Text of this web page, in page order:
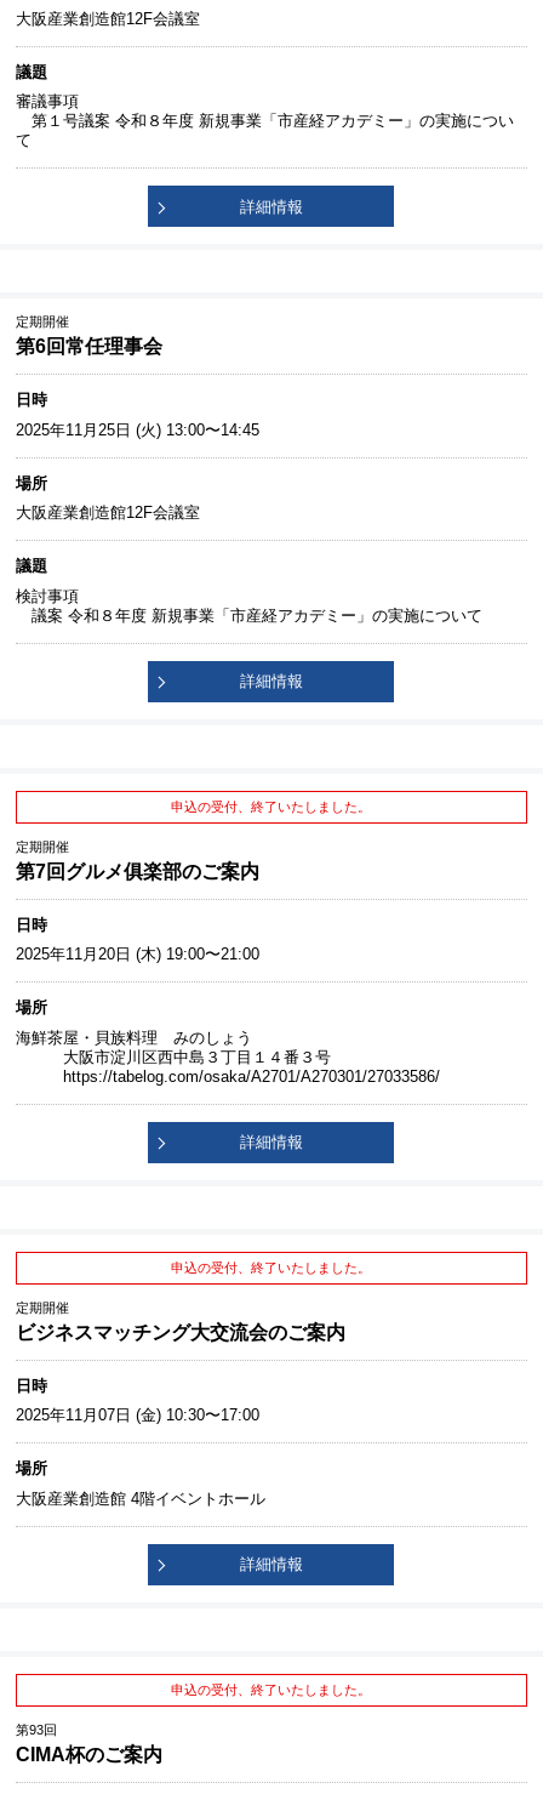
大阪産業創造館12F会議室
議題
審議事項
第１号議案 令和８年度 新規事業「市産経アカデミー」の実施につい
て
詳細情報
定期開催
第6回常任理事会
日時
2025年11月25日 (火) 13:00〜14:45
場所
大阪産業創造館12F会議室
議題
検討事項
議案 令和８年度 新規事業「市産経アカデミー」の実施について
詳細情報
申込の受付、終了いたしました。
定期開催
第7回グルメ俱楽部のご案内
日時
2025年11月20日 (木) 19:00〜21:00
場所
海鮮茶屋・貝族料理 みのしょう
大阪市淀川区西中島３丁目１４番３号
https://tabelog.com/osaka/A2701/A270301/27033586/
詳細情報
申込の受付、終了いたしました。
定期開催
ビジネスマッチング大交流会のご案内
日時
2025年11月07日 (金) 10:30〜17:00
場所
大阪産業創造館 4階イベントホール
詳細情報
申込の受付、終了いたしました。
第93回
CIMA杯のご案内